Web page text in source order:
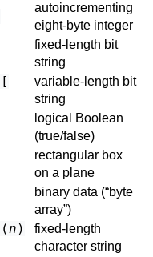
autoincrementing
eight-byte integer
fixed-length bit
string
variable-length bit
string
logical Boolean
(true/false)
rectangular box
on a plane
binary data (“byte
array”)
n )
fixed-length
character string